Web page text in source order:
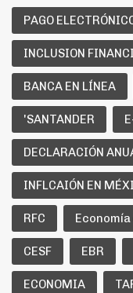
PAGO
INCLUSION
BANCA EN LÍNEA
'SANTANDER
DECLARACIÓN
INFLCAIÓN EN
RFC
CESF EBR
ECONOMIA